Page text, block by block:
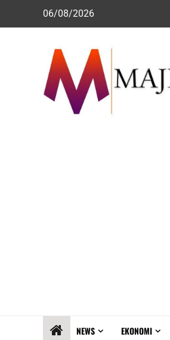
06/08/2026
NEWS EKONOMI